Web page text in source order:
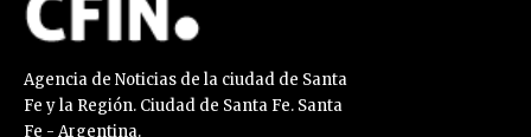
Agencia de Noticias de la ciudad de Santa
Fe y la Región. Ciudad de Santa Fe. Santa
Fe - Argentina.